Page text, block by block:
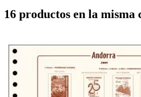
16 productos en la misma